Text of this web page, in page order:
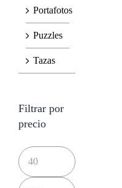
Portafotos
Puzzles
Tazas
Filtrar por
precio
Precio
mínimo
Precio